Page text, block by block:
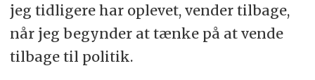
jeg tidligere har oplevet, vender tilbage,
når jeg begynder at tænke på at vende
tilbage til politik.